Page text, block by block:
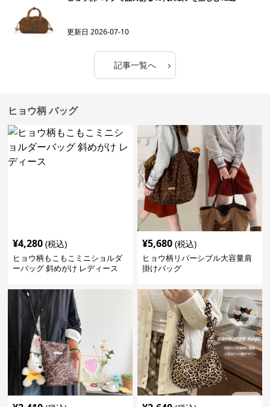
更新日2026-07-10
記事一覧へ ›
ヒョウ柄 バッグ
¥4,280 (税込)
ヒョウ柄もこもこミニショルダ
ーバッグ 斜めがけ レディース
¥5,680 (税込)
ヒョウ柄リバーシブル大容量肩
掛けバッグ